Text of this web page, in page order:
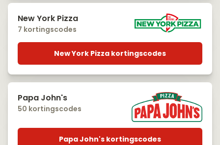
New York Pizza
7 kortingscodes
New York Pizza kortingscodes
Papa John's
50 kortingscodes
Papa John's kortingscodes